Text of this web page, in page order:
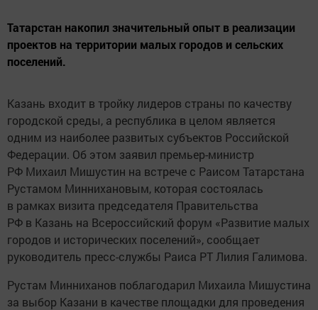
Татарстан накопил значительный опыт в реализации
проектов на территории малых городов и сельских
поселений.
Казань входит в тройку лидеров страны по качеству
городской среды, а республика в целом является
одним из наиболее развитых субъектов Российской
Федерации. Об этом заявил премьер-министр
РФ Михаил Мишустин на встрече с Раисом Татарстана
Рустамом Миннихановым, которая состоялась
в рамках визита председателя Правительства
РФ в Казань на Всероссийский форум «Развитие малых
городов и исторических поселений», сообщает
руководитель пресс-службы Раиса РТ Лилия Галимова.
Рустам Минниханов поблагодарил Михаила Мишустина
за выбор Казани в качестве площадки для проведения